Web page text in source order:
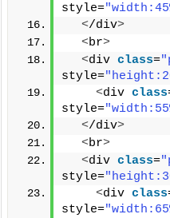
style=
</div>
<br>
<div class=
style=
<div class
style=
</div>
<br>
<div class=
style=
<div class
style=